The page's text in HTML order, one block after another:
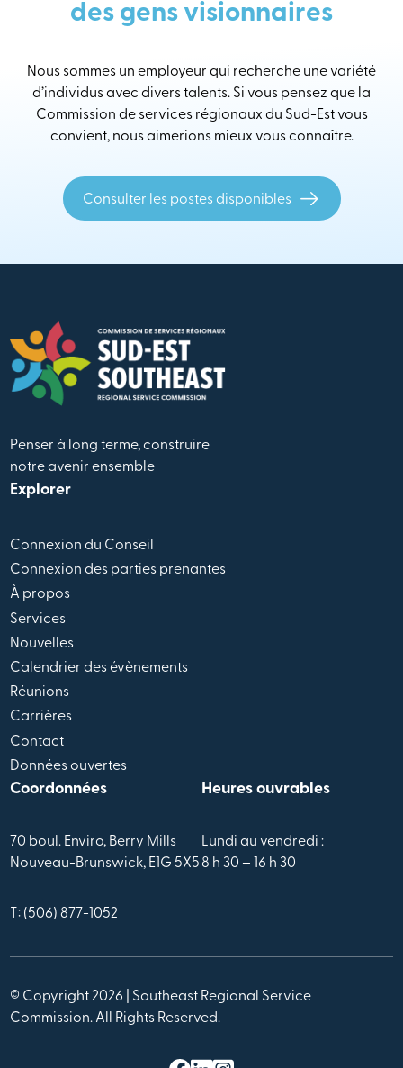
des gens visionnaires
Nous sommes un employeur qui recherche une variété
d’individus avec divers talents. Si vous pensez que la
Commission de services régionaux du Sud-Est vous
convient, nous aimerions mieux vous connaître.
Consulter les postes disponibles
Penser à long terme, construire
notre avenir ensemble
Explorer
Connexion du Conseil
Connexion des parties prenantes
À propos
Services
Nouvelles
Calendrier des évènements
Réunions
Carrières
Contact
Données ouvertes
Coordonnées
70 boul. Enviro, Berry Mills
Nouveau-Brunswick, E1G 5X5
T: (506) 877-1052
Heures ouvrables
Lundi au vendredi :
8 h 30 – 16 h 30
© Copyright 2026 | Southeast Regional Service
Commission. All Rights Reserved.